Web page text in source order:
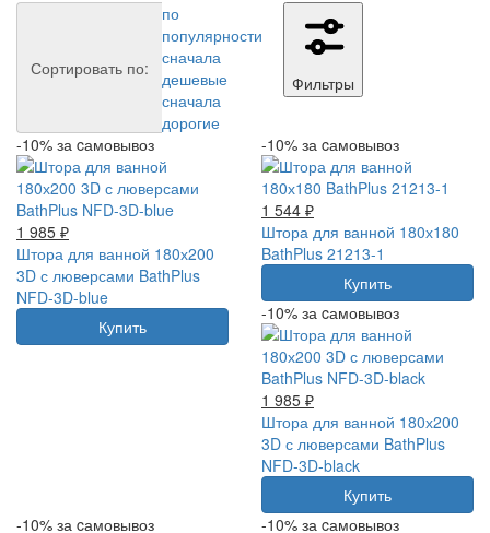
Сортировать по:
по
популярности
сначала
дешевые
сначала
дорогие
Фильтры
-10% за cамовывоз
1 985 ₽
Штора для ванной 180х200
3D с люверсами BathPlus
NFD-3D-blue
Купить
-10% за cамовывоз
1 544 ₽
Штора для ванной 180х180
BathPlus 21213-1
Купить
-10% за cамовывоз
1 985 ₽
Штора для ванной 180х200
3D с люверсами BathPlus
NFD-3D-black
Купить
-10% за cамовывоз
-10% за cамовывоз